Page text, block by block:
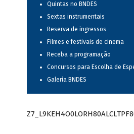
Quintas no BNDES
Sextas instrumentais
Reserva de ingressos
Filmes e festivais de cinema
Receba a programação
Concursos para Escolha de
Galeria BNDES